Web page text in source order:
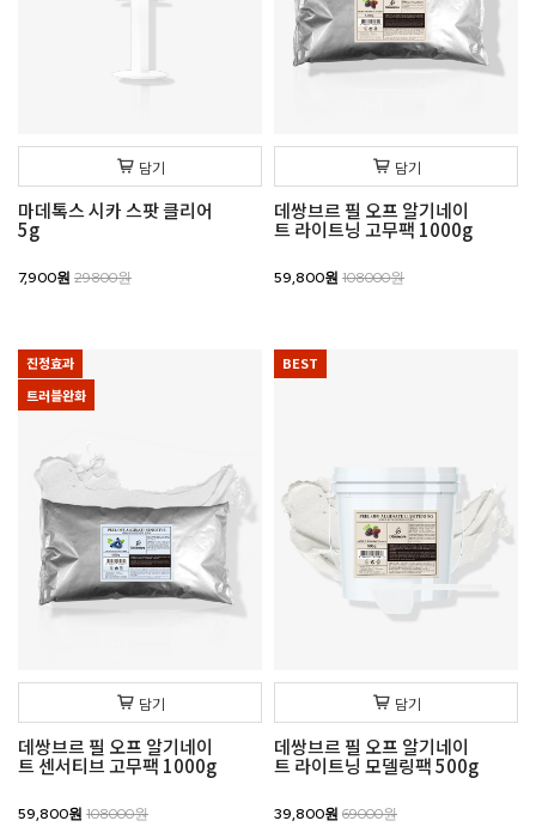
담기
마데톡스 시카 스팟 클리어
5g
7,900원 29800원
담기
데쌍브르 필 오프 알기네이
트 라이트닝 고무팩 1000g
59,800원 108000원
진정효과
트러블완화
담기
데쌍브르 필 오프 알기네이
트 센서티브 고무팩 1000g
59,800원 108000원
BEST
담기
데쌍브르 필 오프 알기네이
트 라이트닝 모델링팩 500g
39,800원 69000원